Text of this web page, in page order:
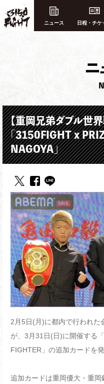
ニュース 日程・チケ
ニ
【重岡兄弟ダブル世
「3150FIGHT x
NAGOYA」
2月5日(月)に都内で行われた
が、3月31日(日)に開催する
FIGHTER」の追加カードを発
追加カードは重岡優大・重